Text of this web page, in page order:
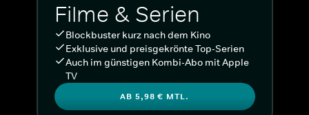
Filme & Serien
Blockbuster kurz nach dem Kino
Exklusive und preisgekrönte Top-Serien
Auch im günstigen Kombi-Abo mit Apple
TV
AB 5,98 € MTL.